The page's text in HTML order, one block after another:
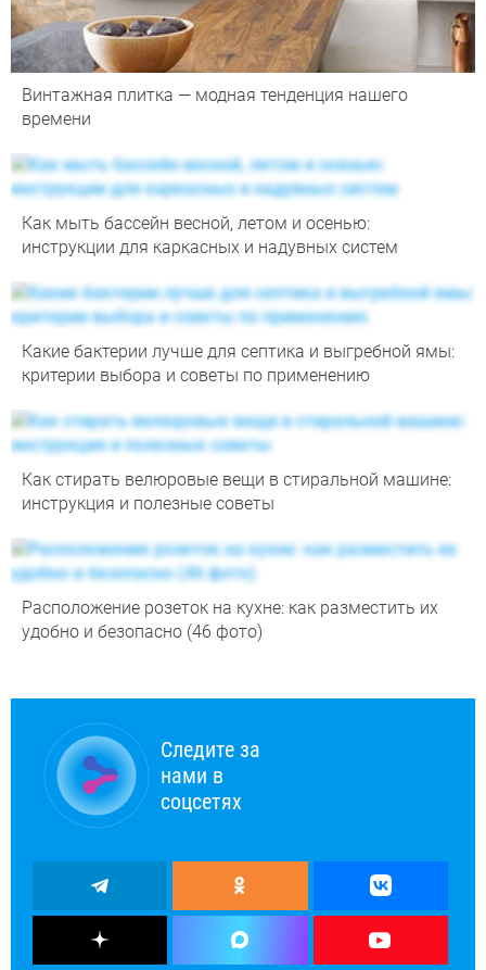
Винтажная плитка — модная тенденция нашего
времени
Как мыть бассейн весной, летом и осенью:
инструкции для каркасных и надувных систем
Какие бактерии лучше для септика и выгребной ямы:
критерии выбора и советы по применению
Как стирать велюровые вещи в стиральной машине:
инструкция и полезные советы
Расположение розеток на кухне: как разместить их
удобно и безопасно (46 фото)
Следите за
нами в
соцсетях